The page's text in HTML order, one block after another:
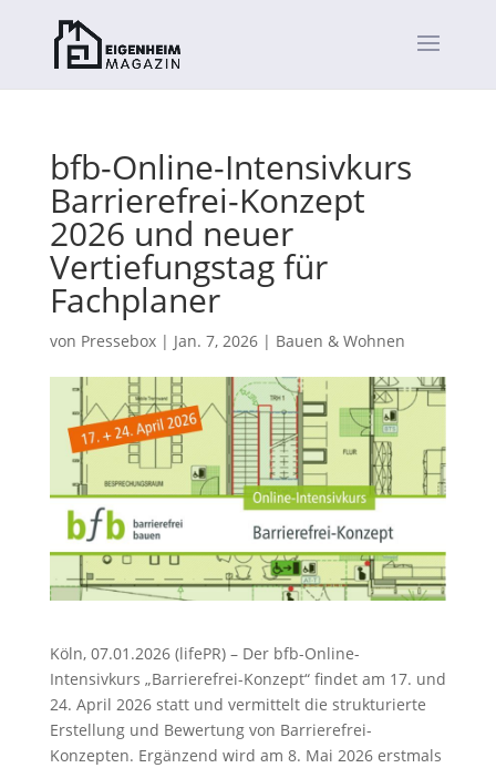
bfb-Online-Intensivkurs
Barrierefrei-Konzept
2026 und neuer
Vertiefungstag für
Fachplaner
von Pressebox| Jan. 7, 2026| Bauen & Wohnen
Köln, 07.01.2026 (lifePR) – Der bfb-Online-
Intensivkurs „Barrierefrei-Konzept“ findet am 17. und
24. April 2026 statt und vermittelt die strukturierte
Erstellung und Bewertung von Barrierefrei-
Konzepten. Ergänzend wird am 8. Mai 2026 erstmals